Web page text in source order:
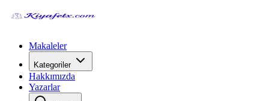
Makaleler
Kategoriler
Hakkımızda
Yazarlar